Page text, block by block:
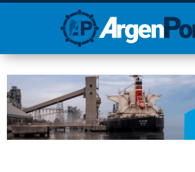
¡Sumate a nuestro
Newsletter!
Nombre Apellidos